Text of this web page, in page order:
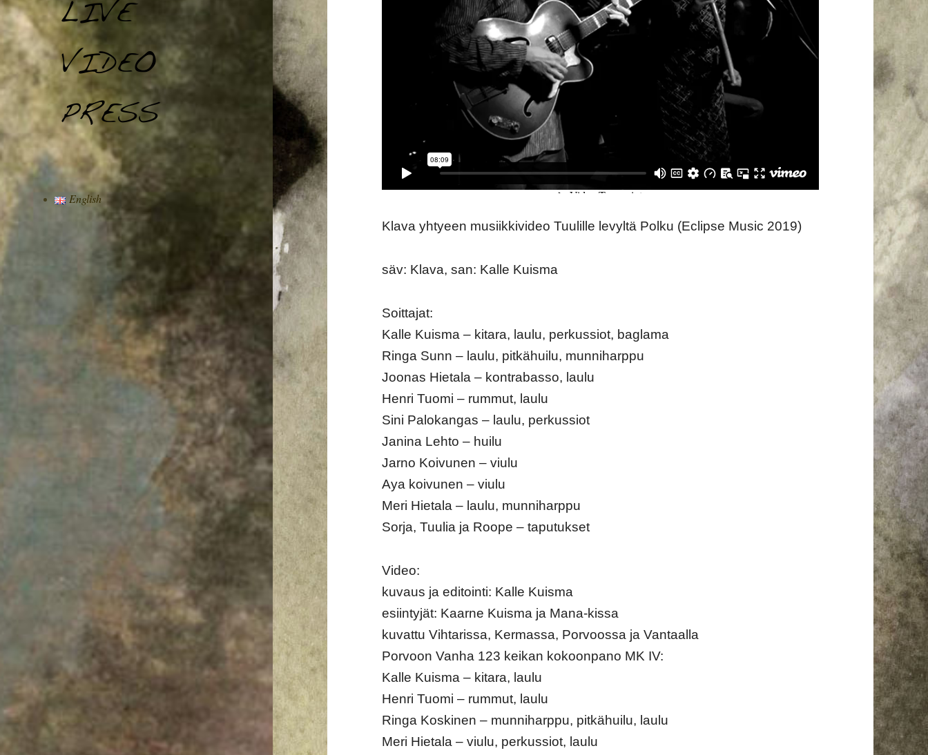
English
Klava yhtyeen musiikkivideo Tuulille levyltä Polku (Eclipse Music 2019)
säv: Klava, san: Kalle Kuisma
Soittajat:
Kalle Kuisma – kitara, laulu, perkussiot, baglama
Ringa Sunn – laulu, pitkähuilu, munniharppu
Joonas Hietala – kontrabasso, laulu
Henri Tuomi – rummut, laulu
Sini Palokangas – laulu, perkussiot
Janina Lehto – huilu
Jarno Koivunen – viulu
Aya koivunen – viulu
Meri Hietala – laulu, munniharppu
Sorja, Tuulia ja Roope – taputukset
Video:
kuvaus ja editointi: Kalle Kuisma
esiintyjät: Kaarne Kuisma ja Mana-kissa
kuvattu Vihtarissa, Kermassa, Porvoossa ja Vantaalla
Porvoon Vanha 123 keikan kokoonpano MK IV:
Kalle Kuisma – kitara, laulu
Henri Tuomi – rummut, laulu
Ringa Koskinen – munniharppu, pitkähuilu, laulu
Meri Hietala – viulu, perkussiot, laulu